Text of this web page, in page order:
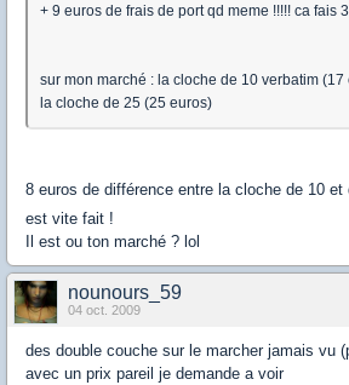
+ 9 euros de frais de port qd meme !!!!! ca fais
sur mon marché : la cloche de 10 verbatim (17
la cloche de 25 (25 euros)
8 euros de différence entre la cloche de 10 et
est vite fait !
Il est ou ton marché ? lol
nounours_59
04 oct. 2009
des double couche sur le marcher jamais vu
avec un prix pareil je demande a voir